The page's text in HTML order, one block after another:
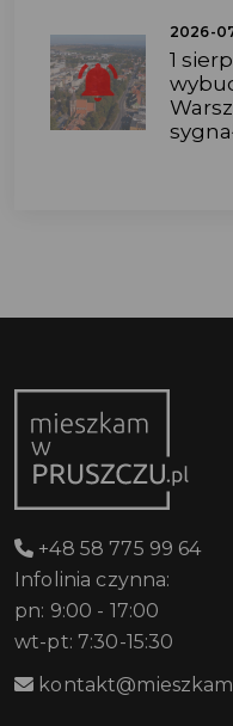
2026-
1
+48 58 775 99 64
Infolinia czynna:
pn: 9:00 - 17:00
wt-pt: 7:30-15:30